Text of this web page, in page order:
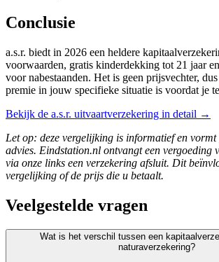
Conclusie
a.s.r. biedt in 2026 een heldere
voorwaarden, gratis kinderdekking tot 21 jaar
voor nabestaanden. Het is geen prijsvechter,
premie in jouw specifieke situatie is voordat je
Bekijk de a.s.r. uitvaartverzekering in detail →
Let op: deze vergelijking is informatief en vormt
advies. Eindstation.nl ontvangt een vergoeding
via onze links een verzekering afsluit. Dit
vergelijking of de prijs die u betaalt.
Veelgestelde vragen
Wat is het verschil tussen een
naturaverzekering?